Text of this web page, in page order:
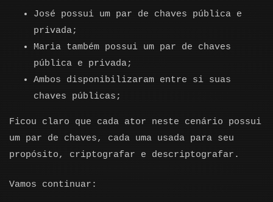
José possui um par de chaves pública e
privada;
Maria também possui um par de chaves
pública e privada;
Ambos disponibilizaram entre si suas
chaves públicas;
Ficou claro que cada ator neste cenário possui
um par de chaves, cada uma usada para seu
propósito, criptografar e descriptografar.
Vamos continuar: